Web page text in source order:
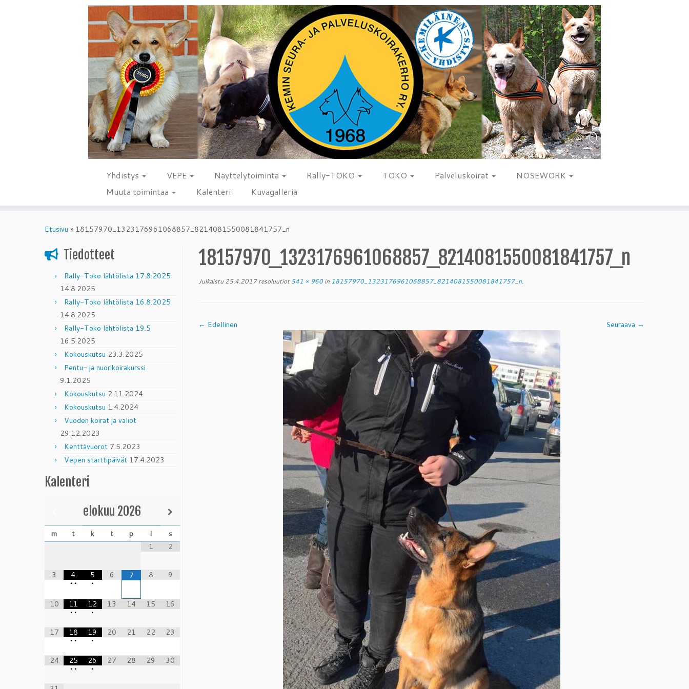
Yhdistys VEPE Näyttelytoiminta Rally-TOKO TOKO Palveluskoirat
NOSEWORK
Muuta toimintaa
Kalenteri Kuvagalleria
Etusivu » 18157970_1323176961068857_8214081550081841757_n
Tiedotteet
Rally-Toko lähtölista 17.8.2025
14.8.2025
Rally-Toko lähtölista 16.8.2025
14.8.2025
Rally-Toko lähtölista 19.5
16.5.2025
Kokouskutsu 23.3.2025
Pentu- ja nuorikoirakurssi
9.1.2025
Kokouskutsu 2.11.2024
Kokouskutsu 1.4.2024
Vuoden koirat ja valiot
29.12.2023
Kenttävuorot 7.5.2023
Vepen starttipäivät 17.4.2023
Kalenteri
elokuu 2026
m t k t p l
s
1
2
3
4
• •
5
•
6 7 8 9
10
11
• •
12
•
13 14 15 16
17
18
• •
19
•
20 21 22 23
24
25
• •
26
•
27 28 29 30
18157970_1323176961068857_8214081550081841757_n
Julkaistu 25.4.2017resoluutiot541 × 960in 18157970_1323176961068857_8214081550081841757_n.
← Edellinen Seuraava →